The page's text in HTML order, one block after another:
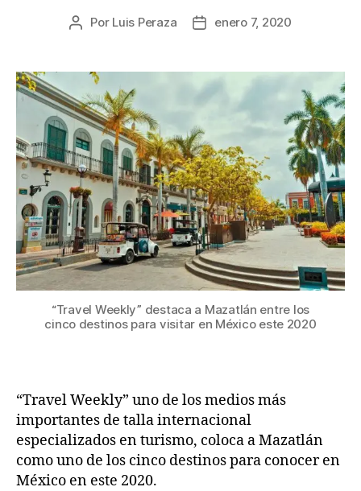
Por Luis Peraza enero 7, 2020
“Travel Weekly” destaca a Mazatlán entre los
cinco destinos para visitar en México este 2020
“Travel Weekly” uno de los medios más
importantes de talla internacional
especializados en turismo, coloca a Mazatlán
como uno de los cinco destinos para conocer en
México en este 2020.